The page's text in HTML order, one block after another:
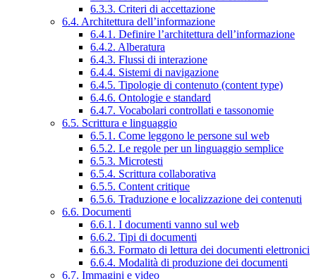
6.3.3. Criteri di accettazione
6.4. Architettura dell’informazione
6.4.1. Definire l’architettura dell’informazione
6.4.2. Alberatura
6.4.3. Flussi di interazione
6.4.4. Sistemi di navigazione
6.4.5. Tipologie di contenuto (content type)
6.4.6. Ontologie e standard
6.4.7. Vocabolari controllati e tassonomie
6.5. Scrittura e linguaggio
6.5.1. Come leggono le persone sul web
6.5.2. Le regole per un linguaggio semplice
6.5.3. Microtesti
6.5.4. Scrittura collaborativa
6.5.5. Content critique
6.5.6. Traduzione e localizzazione dei contenuti
6.6. Documenti
6.6.1. I documenti vanno sul web
6.6.2. Tipi di documenti
6.6.3. Formato di lettura dei documenti elettronici
6.6.4. Modalità di produzione dei documenti
6.7. Immagini e video